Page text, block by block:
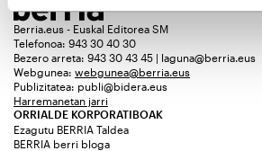
Berria.eus - Euskal Editorea SM
Telefonoa: 943 30 40 30
Bezero arreta: 943 30 43 45 | laguna@berria.eus
Webgunea: webgunea@berria.eus
Publizitatea: publi@bidera.eus
Harremanetan jarri
ORRIALDE KORPORATIBOAK
Ezagutu BERRIA Taldea
BERRIA berri bloga